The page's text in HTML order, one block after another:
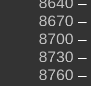
8670 –
8700 –
8730 –
8760 –